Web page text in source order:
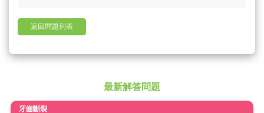
返回問題列表
最新解答問題
牙齒斷裂